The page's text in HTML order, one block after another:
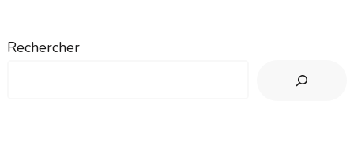
Rechercher